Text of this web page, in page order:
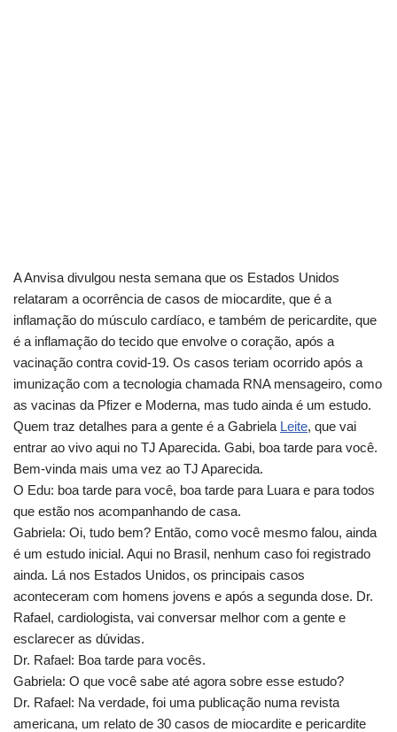
A Anvisa divulgou nesta semana que os Estados Unidos
relataram a ocorrência de casos de miocardite, que é a
inflamação do músculo cardíaco, e também de pericardite, que
é a inflamação do tecido que envolve o coração, após a
vacinação contra covid-19. Os casos teriam ocorrido após a
imunização com a tecnologia chamada RNA mensageiro, como
as vacinas da Pfizer e Moderna, mas tudo ainda é um estudo.
Quem traz detalhes para a gente é a Gabriela Leite, que vai
entrar ao vivo aqui no TJ Aparecida. Gabi, boa tarde para você.
Bem-vinda mais uma vez ao TJ Aparecida.
O Edu: boa tarde para você, boa tarde para Luara e para todos
que estão nos acompanhando de casa.
Gabriela: Oi, tudo bem? Então, como você mesmo falou, ainda
é um estudo inicial. Aqui no Brasil, nenhum caso foi registrado
ainda. Lá nos Estados Unidos, os principais casos
aconteceram com homens jovens e após a segunda dose. Dr.
Rafael, cardiologista, vai conversar melhor com a gente e
esclarecer as dúvidas.
Dr. Rafael: Boa tarde para vocês.
Gabriela: O que você sabe até agora sobre esse estudo?
Dr. Rafael: Na verdade, foi uma publicação numa revista
americana, um relato de 30 casos de miocardite e pericardite